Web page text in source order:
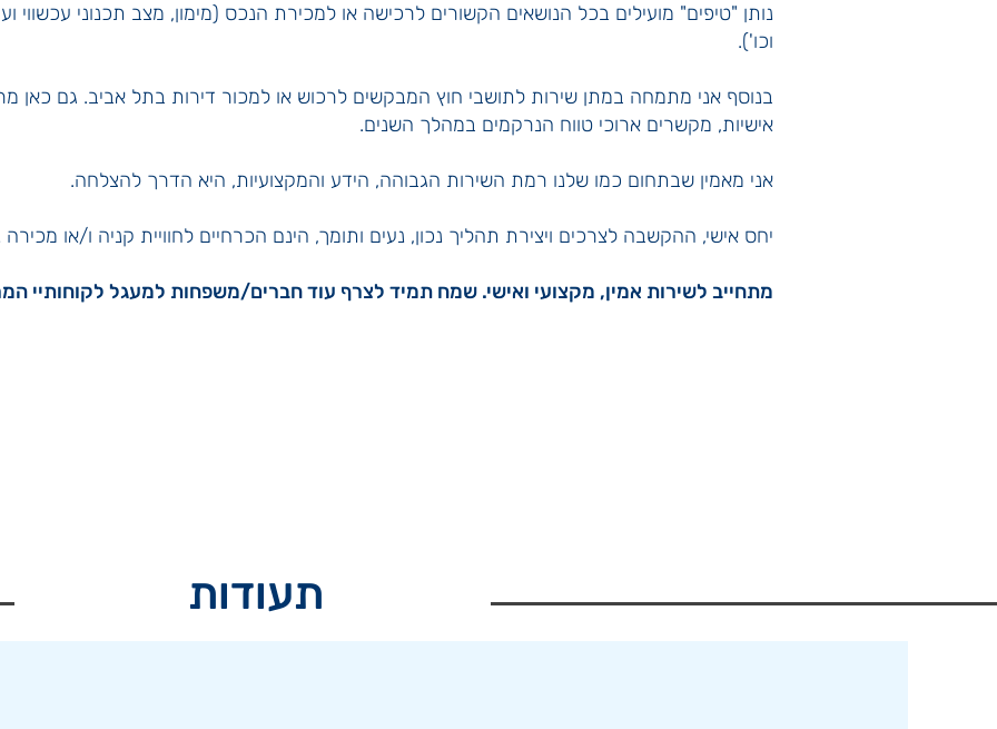
נותן "טיפים" מועילים בכל הנושאים הקשורים לרכישה או למכירת הנכס (מימון, מצב תכנוני עכשווי
וכו').
בנוסף אני מתמחה במתן שירות לתושבי חוץ המבקשים לרכוש או למכור דירות בתל אביב. גם כאן
אישיות, מקשרים ארוכי טווח הנרקמים במהלך השנים.
אני מאמין שבתחום כמו שלנו רמת השירות הגבוהה, הידע והמקצועיות, היא הדרך להצלחה.
יחס אישי, ההקשבה לצרכים ויצירת תהליך נכון, נעים ותומך, הינם הכרחיים לחוויית קניה ו/או
מתחייב לשירות אמין, מקצועי ואישי. שמח תמיד לצרף עוד חברים/משפחות למעגל לקוחותיי
תעודות